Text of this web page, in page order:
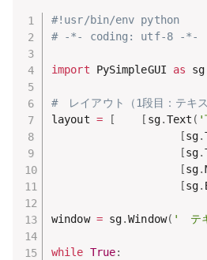
#!usr/bin/env python
# -*- coding: utf-8 -*-
import PySimpleGUI as sg
#　レイアウト（1段目：テキ
layout = [ [ sg.Text ( '
[sg.
[sg.
[sg.
[sg.
window = sg.Window( '　テ
while True: